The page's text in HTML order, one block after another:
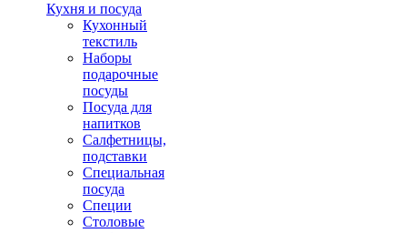
Кухня и посуда
Кухонный
текстиль
Наборы
подарочные
посуды
Посуда для
напитков
Салфетницы,
подставки
Специальная
посуда
Специи
Столовые